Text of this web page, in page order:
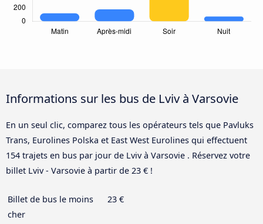
Informations sur les bus de Lviv à Varsovie
En un seul clic, comparez tous les opérateurs tels que Pavluks
Trans, Eurolines Polska et East West Eurolines qui effectuent
154 trajets en bus par jour de Lviv à Varsovie . Réservez votre
billet Lviv - Varsovie à partir de 23 € !
Billet de bus le moins
cher
23 €